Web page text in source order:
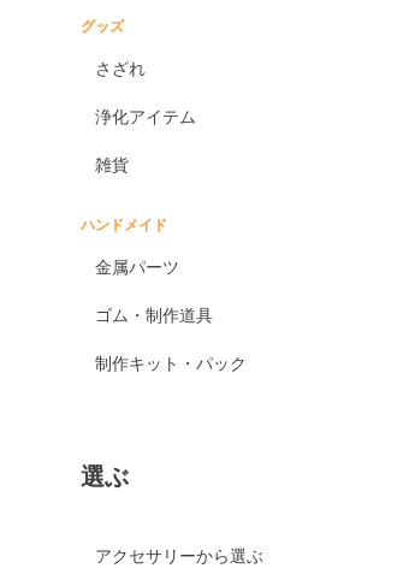
オブシディアン各種
ゴールデンオブシディアン
ディアン
アン
カルサイト各種
イエローカルサイト
グッズ
さざれ
浄化アイテム
雑貨
ハンドメイド
金属パーツ
ゴム・制作道具
制作キット・パック
選ぶ
アクセサリーから選ぶ